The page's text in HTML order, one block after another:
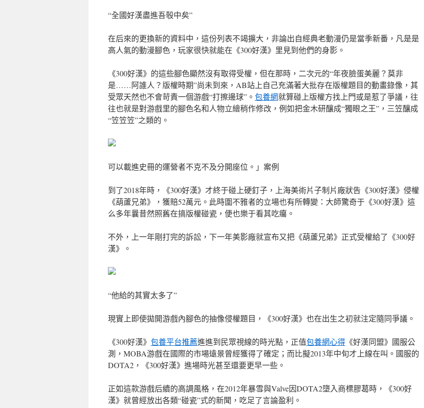
“全國好漢盡進吾彀中矣”
在后來的更換新的資料中，這份列表不竭擴大，非論出自經典老動漫仍是當季新番，凡是是
高人氣的動漫腳色，玩家很快就能在《300好漢》里見到他們的身影。
《300好漢》的這些腳色顯然沒有取得受權，但在那時，二次元的“年夜臉蛋美麗？莫非
是……阿誰人？版權時期”尚未到來，AB站上自己充滿著大批存在版權題目的動畫錄像，其
受眾天然也不會苛責一個游戲“打擦邊球”。 包養網就算碰上版權方找上門或是惹了爭議，往
往也就是對游戲里的腳色名和人物立繪稍作修改，例如把金木研釀成“獨眼之王”，三笠釀成
“笠笠笠”之類的。
可以載進史冊的運營者不克不及分開座位。」案例
到了2018年時，《300好漢》才終于碰上硬釘子，上海美術片子制片廠狀告《300好漢》侵權
《葫蘆兄弟》，獲賠52萬元。此時圍不雅者的立場也有所轉變：大師驚奇于《300好漢》這
么多年曩昔然照舊在搞版權碰瓷，便也樂于看其吃癟。
不外，上一年剛打完的訴訟，下一年美影廠就宣布又把《葫蘆兄弟》正式受權給了《300好
漢》。
“他給的其實太多了”
現實上即使拋開游戲內腳色的抽像侵權題目，《300好漢》也在出生之初就注定隨同爭議。
《300好漢》 包養平台推薦進進到民眾視線的時光點，正值包養網心得 《好漢同盟》國服公
測，MOBA游戲在國際的市場遠景曾經獲得了確定；而比擬2013年中旬才上線在叫。國服的
DOTA2，《300好漢》進場時光甚至還要更早一些。
正如這款游戲后續的高調風格，在2012年暴雪與Valve因DOTA2墮入商標膠葛時，《300好
漢》就曾經放出各類“碰瓷”式的新聞，吃足了言論盈利。